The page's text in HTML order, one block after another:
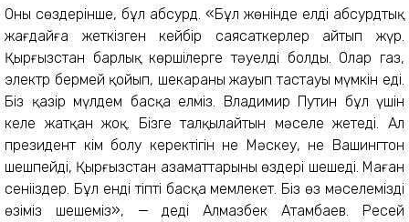
Оның сөздерінше, бұл абсурд. «Бұл жөнінде елді абсурдтық
жағдайға жеткізген кейбір саясаткерлер айтып жүр.
Қырғызстан барлық көршілерге тәуелді болды. Олар газ,
электр бермей қойып, шекараны жауып тастауы мүмкін еді.
Біз қазір мүлдем басқа елміз. Владимир Путин бұл үшін
келе жатқан жоқ. Бізге талқылайтын мәселе жетеді. Ал
президент кім болу керектігін не Мәскеу, не Вашингтон
шешпейді, Қырғызстан азаматтарының өздері шешеді. Маған
сеніңіздер. Бұл енді тіпті басқа мемлекет. Біз өз мәселемізді
өзіміз шешеміз», — деді Алмазбек Атамбаев. Ресей